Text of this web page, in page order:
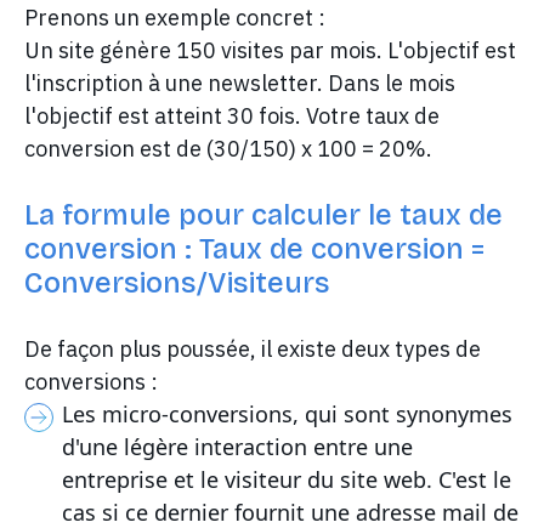
Prenons un exemple concret :
Un site génère 150 visites par mois. L'objectif est
l'inscription à une newsletter. Dans le mois
l'objectif est atteint 30 fois. Votre taux de
conversion est de (30/150) x 100 = 20%.
La formule pour calculer le taux de
conversion : Taux de conversion =
Conversions/Visiteurs
De façon plus poussée, il existe deux types de
conversions :
Les micro-conversions, qui sont synonymes
d'une légère interaction entre une
entreprise et le visiteur du site web. C'est le
cas si ce dernier fournit une adresse mail de